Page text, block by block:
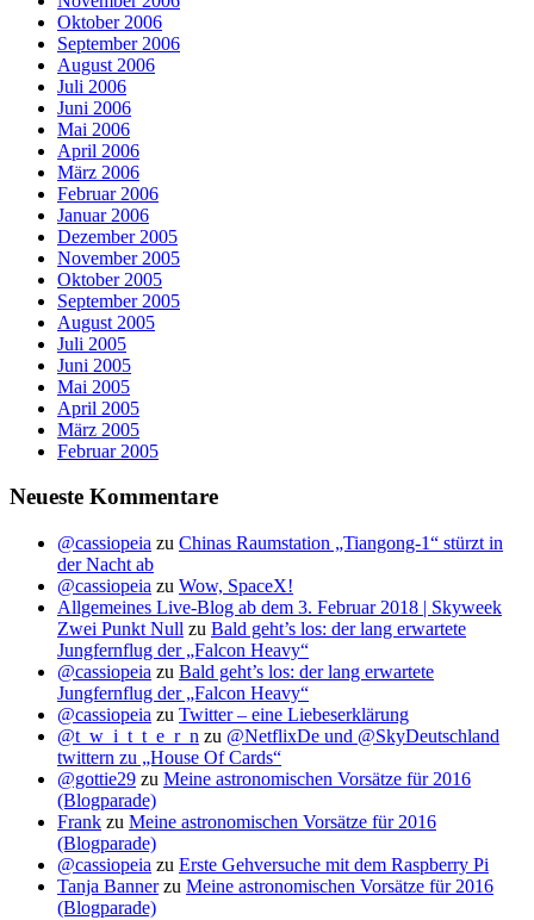
Oktober 2006
September 2006
August 2006
Juli 2006
Juni 2006
Mai 2006
April 2006
März 2006
Februar 2006
Januar 2006
Dezember 2005
November 2005
Oktober 2005
September 2005
August 2005
Juli 2005
Juni 2005
Mai 2005
April 2005
März 2005
Februar 2005
Neueste Kommentare
@cassiopeia zu Chinas Raumstation „Tiangong-1“ stürzt in
der Nacht ab
@cassiopeia zu Wow, SpaceX!
Allgemeines Live-Blog ab dem 3. Februar 2018 | Skyweek
Zwei Punkt Null zu Bald geht’s los: der lang erwartete
Jungfernflug der „Falcon Heavy“
@cassiopeia zu Bald geht’s los: der lang erwartete
Jungfernflug der „Falcon Heavy“
@cassiopeia zu Twitter – eine Liebeserklärung
@t_w_i_t_t_e_r_n zu @NetflixDe und @SkyDeutschland
twittern zu „House Of Cards“
@gottie29 zu Meine astronomischen Vorsätze für 2016
(Blogparade)
Frank zu Meine astronomischen Vorsätze für 2016
(Blogparade)
@cassiopeia zu Erste Gehversuche mit dem Raspberry Pi
Tanja Bannerzu Meine astronomischen Vorsätze für 2016
(Blogparade)